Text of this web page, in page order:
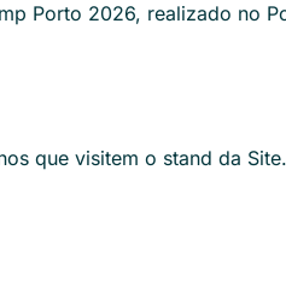
Porto 2026, realizado no
que visitem o stand da